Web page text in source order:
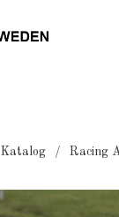
Katalog Racing